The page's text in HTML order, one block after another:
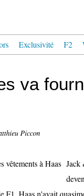
Exclusivité F2
va
Piccon
Jack
F1, Haas n'avait